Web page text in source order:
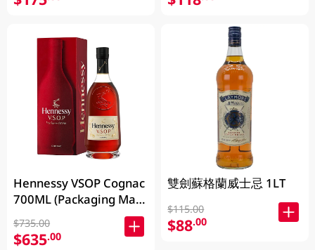
Hennessy VSOP Cognac
700ML (Packaging May
Vary )
$735.00
$635.00
雙劍蘇格蘭威士忌 1LT
$115.00
$88.00